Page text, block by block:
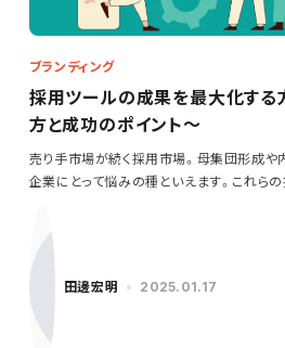
ブランディング
採用ツールの成果を最大化す
方と成功のポイント～
売り手市場が続く採用市場。母集団形成や
企業にとって悩みの種といえます。これら
田邊宏明 2025.01.17